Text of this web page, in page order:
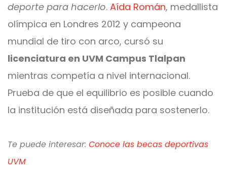
deporte para hacerlo. Aída Román, medallista
olímpica en Londres 2012 y campeona
mundial de tiro con arco, cursó su
licenciatura en UVM Campus Tlalpan
mientras competía a nivel internacional.
Prueba de que el equilibrio es posible cuando
la institución está diseñada para sostenerlo.
Te puede interesar: Conoce las becas deportivas
UVM